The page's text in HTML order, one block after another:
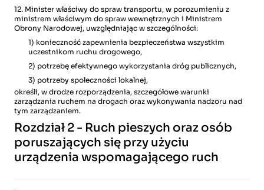
12. Minister właściwy do spraw transportu, w porozumieniu z
ministrem właściwym do spraw wewnętrznych i Ministrem
Obrony Narodowej, uwzględniając w szczególności:
1) konieczność zapewnienia bezpieczeństwa wszystkim
uczestnikom ruchu drogowego,
2) potrzebę efektywnego wykorzystania dróg publicznych,
3) potrzeby społeczności lokalnej,
określi, w drodze rozporządzenia, szczegółowe warunki
zarządzania ruchem na drogach oraz wykonywania nadzoru nad
tym zarządzaniem.
Rozdział 2 - Ruch pieszych oraz osób
poruszających się przy użyciu
urządzenia wspomagającego ruch